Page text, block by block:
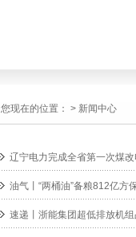
辽宁电力完成全省第一次煤
油气丨“两桶油”备粮812亿方
速递丨浙能集团超低排放机
您现在的位置： > 新闻中心